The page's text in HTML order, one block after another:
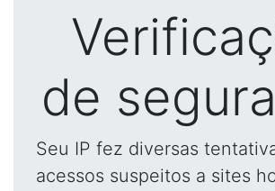
de
Seu IP fez diversas
acessos suspeitos a sites